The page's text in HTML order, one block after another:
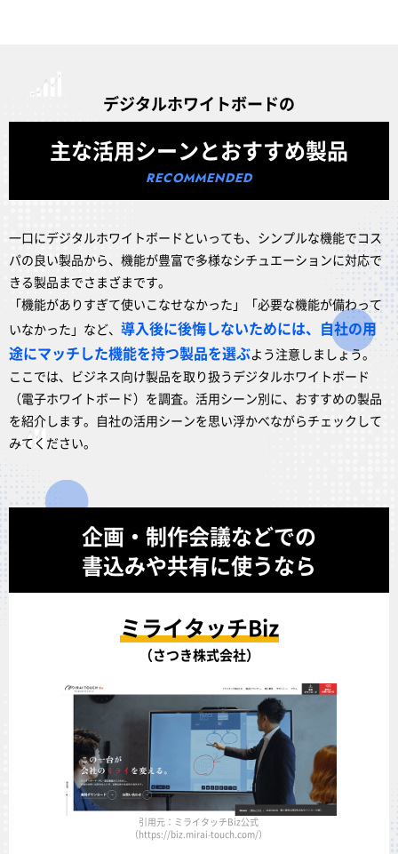
デジタルホワイトボードの
主な活用シーンとおすすめ製品
一口にデジタルホワイトボードといっても、シンプルな機能でコス
パの良い製品から、機能が豊富で多様なシチュエーションに対応で
きる製品までさまざまです。
「機能がありすぎて使いこなせなかった」「必要な機能が備わって
いなかった」など、 導入後に後悔しないためには、自社の用
途にマッチした機能を持つ製品を選ぶよう注意しましょう。
ここでは、ビジネス向け製品を取り扱うデジタルホワイトボード
（電子ホワイトボード）を調査。活用シーン別に、おすすめの製品
を紹介します。自社の活用シーンを思い浮かべながらチェックして
みてください。
企画・制作会議などでの
書込みや共有に使うなら
ミライタッチBiz
（さつき株式会社）
引用元：ミライタッチBiz公式
（https://biz.mirai-touch.com/）